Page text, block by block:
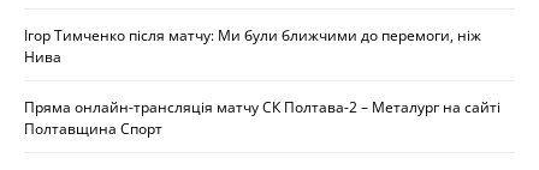
Ігор Тимченко після матчу: Ми були ближчими до перемоги, ніж
Нива
Пряма онлайн-трансляція матчу СК Полтава-2 – Металург на сайті
Полтавщина Спорт